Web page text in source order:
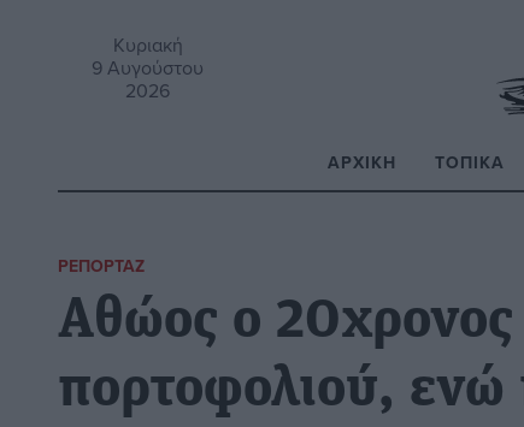
Κυριακή
9 Αυγούστου
2026
ΑΡΧΙΚΉ ΤΟΠΙΚΆ
ΡΕΠΟΡΤΆΖ
Αθώος ο
πορτοφολιού, ενώ